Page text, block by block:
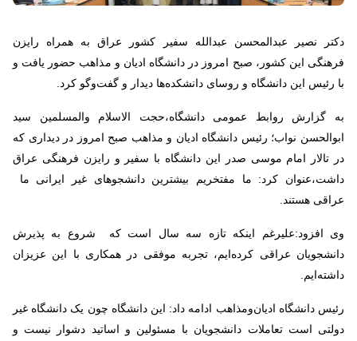
دکتر نصیر عبدالمحسن عبدالله سفیر کشور عراق به همراه رایزن
فرهنگی این کشور، صبح امروز در دانشگاه ادیان‌ و مذاهب حضور یافت و
با رئیس این دانشگاه و روسای دانشکده‌ها دیدار و گفت‌وگو کرد.
به گزارش روابط عمومی دانشگاه،حجت الاسلام والمسلمین سید
ابوالحسن نواب؛ رئیس دانشگاه ادیان‌ و مذاهب صبح امروز در دیداری که
در تالار امام موسی صدر این دانشگاه با سفیر و رایزن فرهنگی عراق
داشت،عنوان کرد: ما مفتخریم بیشترین دانشجوهای غیر ایرانی ما
عراقی هستند.
وی افزود:علیرغم اینکه تازه سه سال است که شروع به پذیرش
دانشجویان عراقی کرده‌ایم، تجربه موفقی در همکاری با این عزیزان
داشته‌ایم.
رئیس دانشگاه ادیان‌ومذاهب ادامه داد: این دانشگاه چون یک دانشگاه غیر
دولتی است تعاملات دانشجویان با مسئولین و اساتید دشوار نیست و